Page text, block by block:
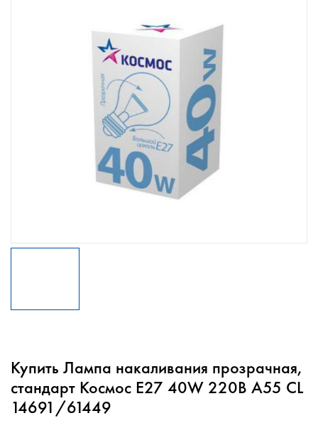
Купить Лампа накаливания прозрачная,
стандарт Космос E27 40W 220В А55 CL
14691/61449